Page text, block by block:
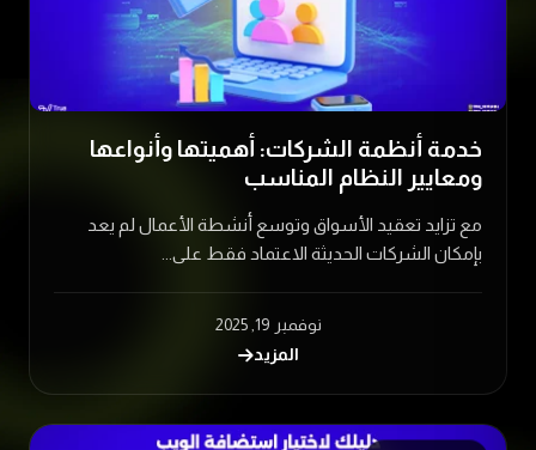
خدمة أنظمة الشركات: أهميتها وأنواعها
ومعايير النظام المناسب
مع تزايد تعقيد الأسواق وتوسع أنشطة الأعمال لم يعد
بإمكان الشركات الحديثة الاعتماد فقط على...
نوفمبر 19, 2025
المزيد